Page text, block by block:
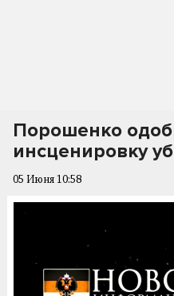
Порошенко
инсценировку
05 Июня 10:58